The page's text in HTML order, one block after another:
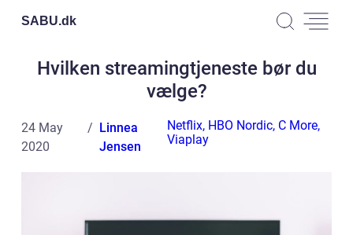
SABU.dk
Hvilken streamingtjeneste bør du
vælge?
24 May
2020
Linnea
Jensen
Netflix, HBO Nordic, C More,
Viaplay